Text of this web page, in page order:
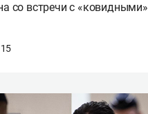
со встречи с «ковидными»
15